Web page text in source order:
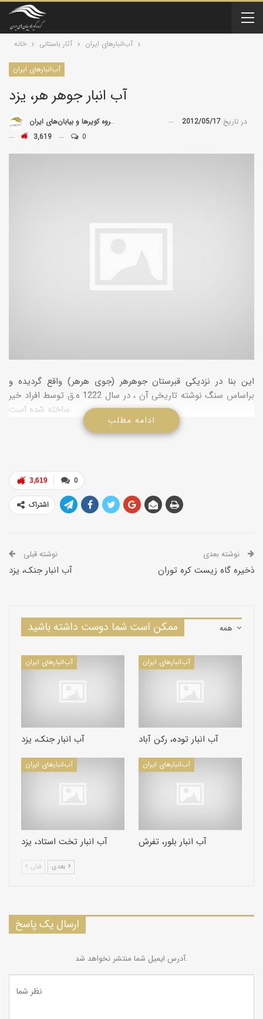
خانه آثار باستانی آب‌انبارهای ایران
آب‌انبارهای ایران
آب انبار جوهر هر، یزد
توسط گروه کویرها و بیابان‌های ایران در تاریخ 2012/05/17
3,619
0
این بنا در نزدیکی قبرستان جوهرهر (جوی هرهر) واقع گردیده و
براساس سنگ نوشته تاریخی آن ، در سال 1222 ه.ق توسط افراد خیر
ادامه مطلب
0
3,619
اشتراک
نوشته قبلی
آب انبار جنک، یزد ذخيره گاه زيست كره توران
ممکن است شما دوست داشته باشید
آب‌انبارهای ایران
آب انبار جنک، یزد
آب‌انبارهای ایران
آب انبار توده، رکن آباد
آب‌انبارهای ایران
آب انبار تخت استاد، یزد
آب‌انبارهای ایران
آب انبار بلور، تفرش
قبلی
ارسال یک پاسخ
آدرس ایمیل شما منتشر نخواهد شد.